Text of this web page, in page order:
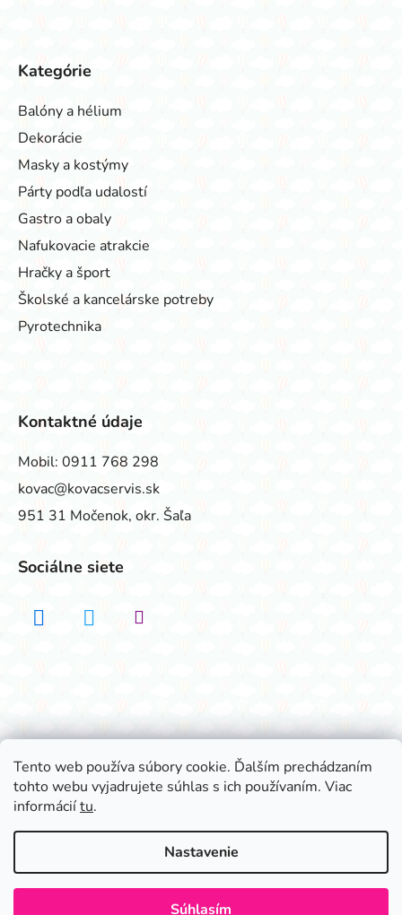
Tento web používa súbory cookie. Ďalším prechádzaním
tohto webu vyjadrujete súhlas s ich používaním. Viac
informáciítu.
Nastavenie
Súhlasím
Kategórie
Balóny a hélium
Dekorácie
Masky a kostýmy
Párty podľa udalostí
Gastro a obaly
Nafukovacie atrakcie
Hračky a šport
Školské a kancelárske potreby
Pyrotechnika
Kontaktné údaje
Mobil: 0911 768 298
kovac@kovacservis.sk
951 31 Močenok, okr. Šaľa
Sociálne siete
vyhradené.